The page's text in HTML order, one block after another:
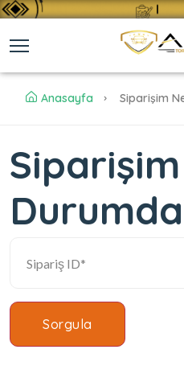
Anasayfa Siparişim
Sorgula